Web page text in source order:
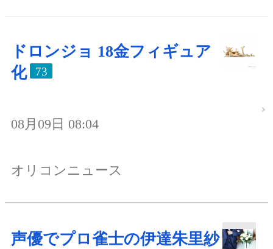
ドロンジョ 18金フィギュア
化
73
08月09日 08:04
オリコンニュース
声優でプロ雀士の伊達朱里紗